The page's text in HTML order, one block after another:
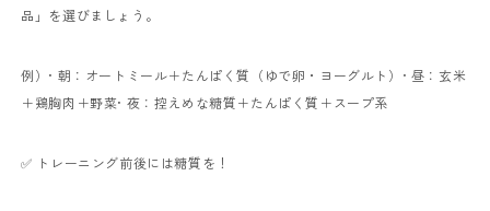
品」を選びましょう。
例） • 朝：オートミール＋たんぱく質（ゆで卵・ヨーグルト） • 昼：玄米
＋鶏胸肉＋野菜• 夜：控えめな糖質＋たんぱく質＋スープ系
✅ トレーニング前後には糖質を！